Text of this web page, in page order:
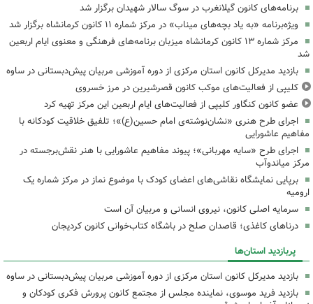
برنامه‌های کانون گیلانغرب در سوگ سالار شهیدان برگزار شد
ویژه‌برنامه «به یاد بچه‌های میناب» در مرکز شماره ۱۱ کانون کرمانشاه برگزار شد
مرکز شماره ۱۳ کانون کرمانشاه میزبان برنامه‌های فرهنگی و معنوی ایام اربعین
شد
بازدید مدیرکل کانون استان مرکزی از دوره آموزشی مربیان پیش‌دبستانی در ساوه
کلیپی از فعالیت‌های موکب کانون قصرشیرین در مرز خسروی
عضو کانون کنگاور کلیپی از فعالیت‌های ایام اربعین این مرکز تهیه کرد
اجرای طرح هنری «نشان‌نوشته‌ی امام حسین(ع)»؛ تلفیق خلاقیت کودکانه با
مفاهیم عاشورایی
اجرای طرح «سایه مهربانی»؛ پیوند مفاهیم عاشورایی با هنر نقش‌برجسته در
مرکز میاندوآب
برپایی نمایشگاه نقاشی‌های اعضای کودک با موضوع نماز در مرکز شماره یک
ارومیه
سرمایه اصلی کانون، نیروی انسانی و مربیان آن است
درناهای کاغذی؛ قاصدان صلح در باشگاه کتاب‌خوانی کانون کردیجان
پربازدید استان‌ها
بازدید مدیرکل کانون استان مرکزی از دوره آموزشی مربیان پیش‌دبستانی در ساوه
بازدید فرید موسوی، نماینده مجلس از مجتمع کانون پرورش فکری کودکان و